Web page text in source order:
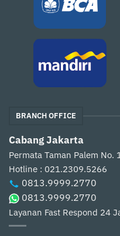
BRANCH OFFICE
Cabang Jakarta
Permata Taman Palem
Hotline : 021.2309.5266
0813.9999.2770
0813.9999.2770
Layanan Fast Respond 24